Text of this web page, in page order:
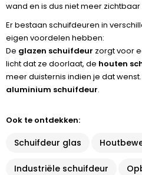
wand en is dus niet meer
Er bestaan schuifdeuren in
eigen voordelen hebben:
De glazen schuifdeur zorgt voor
licht dat ze doorlaat, de houten
meer duisternis indien je dat
aluminium schuifdeur.
Ook te ontdekken:
Schuifdeur glas
Industriële schuifdeur